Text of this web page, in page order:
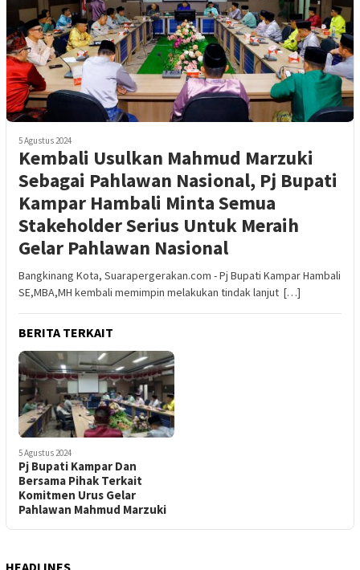
5 Agustus 2024
Kembali Usulkan Mahmud Marzuki
Sebagai Pahlawan Nasional, Pj Bupati
Kampar Hambali Minta Semua
Stakeholder Serius Untuk Meraih
Gelar Pahlawan Nasional
Bangkinang Kota, Suarapergerakan.com - Pj Bupati Kampar Hambali
SE,MBA,MH kembali memimpin melakukan tindak lanjut […]
BERITA TERKAIT
5 Agustus 2024
Pj Bupati Kampar Dan
Bersama Pihak Terkait
Komitmen Urus Gelar
Pahlawan Mahmud Marzuki
HEADLINES